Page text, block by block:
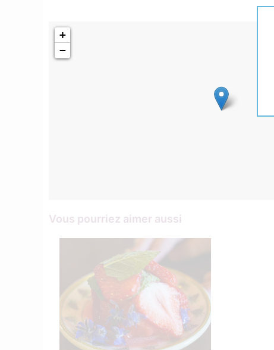
+
−
Vous pourriez aimer aussi